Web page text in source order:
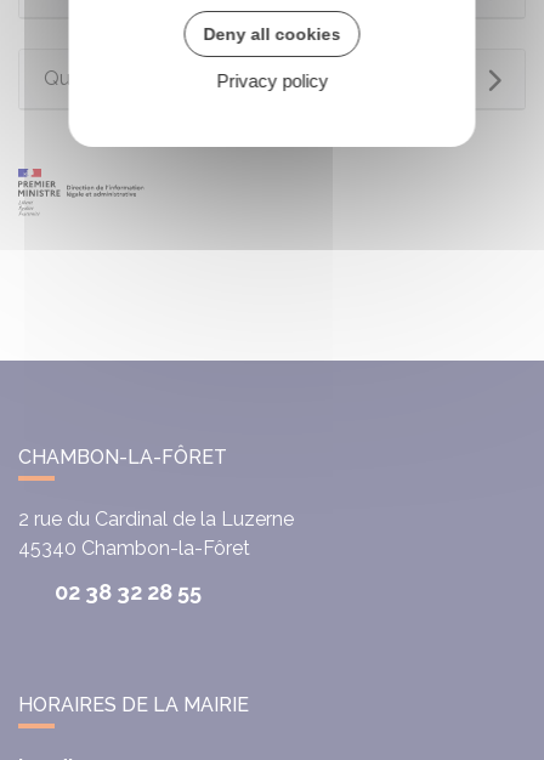
Questions ? Réponses !
CHAMBON-LA-FÔRET
2 rue du Cardinal de la Luzerne
45340 Chambon-la-Fôret
02 38 32 28 55
HORAIRES DE LA MAIRIE
Deny all cookies
Privacy policy